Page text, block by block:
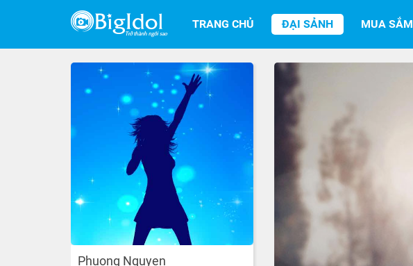
TRANG CHỦ ĐẠI SẢNH MUA SẮM
Phuong Nguyen